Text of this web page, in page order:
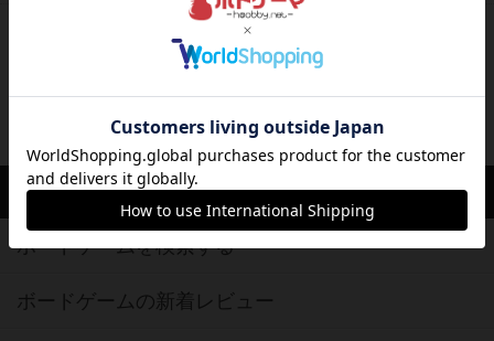
※Apple、Apple のロゴ は、米国および他の国々で登録されたApple Inc.の商標です。
※App Store は、Apple Inc.のサービスマークです。
※Android は、グーグル インコーポレイテッドの商標または登録商標です。
ボドゲーマTOP
ボードゲームを検索する
ボードゲームの新着レビュー